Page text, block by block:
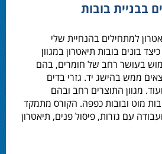
בבניית בובות
למתחילים בהנחיית שלי
בונים בובות תיאטרון במגוון
בעושר רחב של חומרים, בהם
ממש בהישג יד. גזרי בדים
מגוון התוצרים רחב ובהם
מוט ובובות כפפה. הקורס מתמקד
עם גזרות, פיסול פנים, תיאטרון